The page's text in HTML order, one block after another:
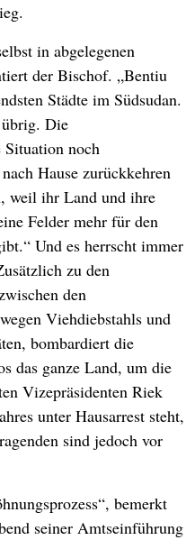
in abgelegenen
der Bischof. „Bentiu
Städte im Südsudan.
Die
Situation noch
Hause zurückkehren
weil ihr Land und ihre
Felder mehr für den
Und es herrscht immer
zu den
den
Viehdiebstahls und
bombardiert die
das ganze Land, um die
Vizepräsidenten Riek
unter Hausarrest steht,
sind jedoch vor
bemerkt
seiner Amtseinführung